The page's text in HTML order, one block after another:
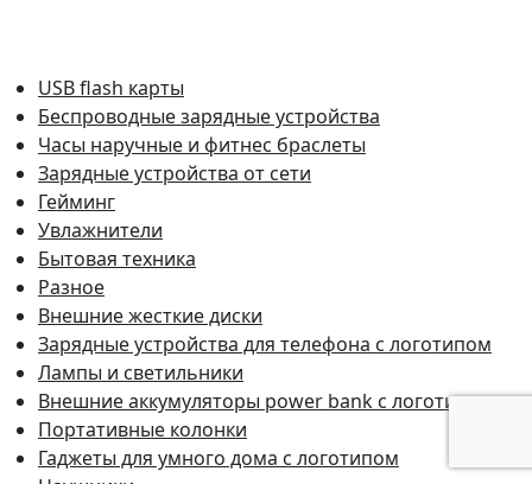
USB flash карты
Беспроводные зарядные устройства
Часы наручные и фитнес браслеты
Зарядные устройства от сети
Гейминг
Увлажнители
Бытовая техника
Разное
Внешние жесткие диски
Зарядные устройства для телефона с логотипом
Лампы и светильники
Внешние аккумуляторы power bank с логотипом
Портативные колонки
Гаджеты для умного дома с логотипом